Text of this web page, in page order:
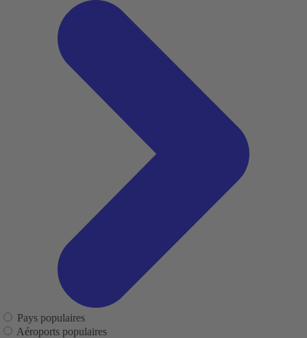
Pays populaires
Aéroports populaires